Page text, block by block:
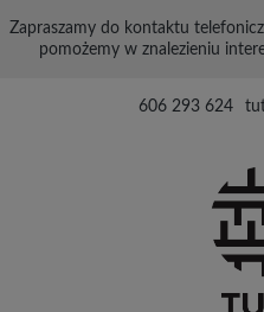
Zapraszamy do kontaktu
pomożemy w znalezieniu
606 293 624